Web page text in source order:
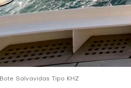
Bote Salvavidas Tipo KHZ